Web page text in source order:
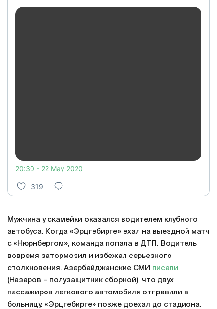
20:30 - 22 May 2020
319
Мужчина у скамейки оказался водителем клубного
автобуса. Когда «Эрцгебирге» ехал на выездной матч
с «Нюрнбергом», команда попала в ДТП. Водитель
вовремя затормозил и избежал серьезного
столкновения. Азербайджанские СМИ писали
(Назаров – полузащитник сборной), что двух
пассажиров легкового автомобиля отправили в
больницу. «Эрцгебирге» позже доехал до стадиона.